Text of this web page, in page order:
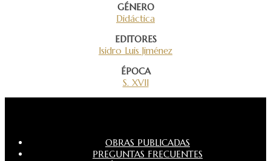
GÉNERO
Didáctica
EDITORES
Isidro Luis Jiménez
ÉPOCA
S. XVII
OBRAS PUBLICADAS
PREGUNTAS FRECUENTES